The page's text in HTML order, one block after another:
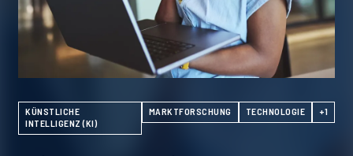
KÜNSTLICHE
INTELLIGENZ (KI)
MARKTFORSCHUNG TECHNOLOGIE +1